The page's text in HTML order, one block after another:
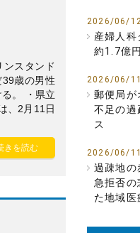
スタンド
歳の男性
。 ・県立
、2月11日
きを読む
2026/06/
産婦人科
約1.7億円
2026/06/11
郵便局
不足の過
ス
2026/06/11
過疎地の
急拒否の
た地域医